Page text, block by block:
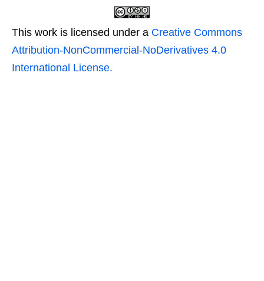
This work is licensed under a Creative Commons
Attribution-NonCommercial-NoDerivatives 4.0
International License.